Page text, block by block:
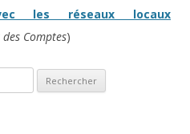
les réseaux locaux
des Comptes)